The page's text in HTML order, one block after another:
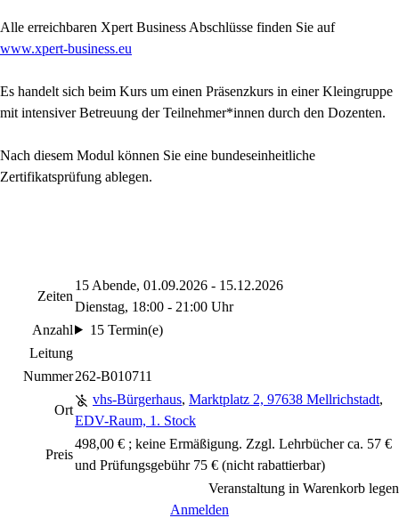
Alle erreichbaren Xpert Business Abschlüsse finden Sie auf
www.xpert-business.eu
Es handelt sich beim Kurs um einen Präsenzkurs in einer Kleingruppe
mit intensiver Betreuung der Teilnehmer*innen durch den Dozenten.
Nach diesem Modul können Sie eine bundeseinheitliche
Zertifikatsprüfung ablegen.
Zeiten
15 Abende, 01.09.2026 - 15.12.2026
Dienstag, 18:00 - 21:00 Uhr
Anzahl
15 Termin(e)
Leitung
Nummer262-B010711
Ort
vhs-Bürgerhaus, Marktplatz 2, 97638 Mellrichstadt,
EDV-Raum, 1. Stock
Preis
498,00 € ; keine Ermäßigung. Zzgl. Lehrbücher ca. 57 €
und Prüfungsgebühr 75 € (nicht rabattierbar)
Veranstaltung in Warenkorb legen
Anmelden